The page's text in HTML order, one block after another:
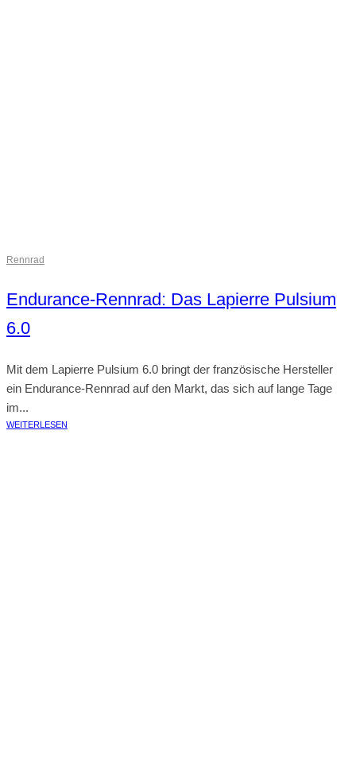
Rennrad
Endurance-Rennrad: Das Lapierre Pulsium
6.0
Mit dem Lapierre Pulsium 6.0 bringt der französische Hersteller
ein Endurance-Rennrad auf den Markt, das sich auf lange Tage
im...
WEITERLESEN